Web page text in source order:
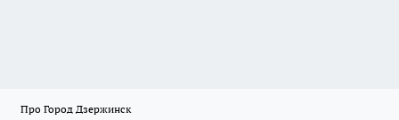
Про Город Дзержинск